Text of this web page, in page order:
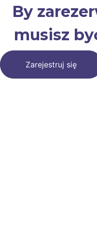
By
musisz
Zarejestruj się